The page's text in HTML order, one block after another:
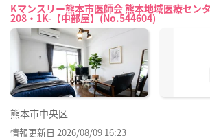
Kマンスリー熊本市医師会 熊本地域医療センタ
208・1K-【中部屋】(No.544604)
熊本市中央区
情報更新日 2026/08/09 16:23